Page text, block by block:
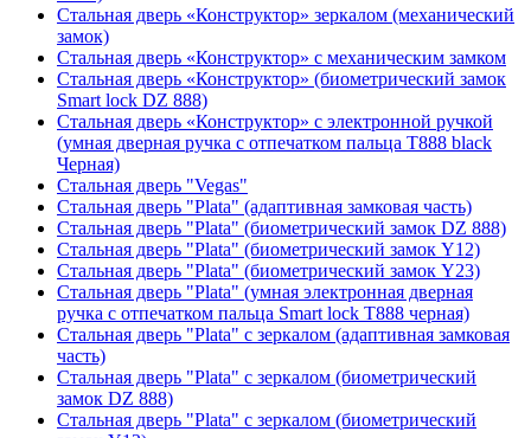
Стальная дверь «Конструктор» зеркалом (механический
замок)
Стальная дверь «Конструктор» с механическим замком
Стальная дверь «Конструктор» (биометрический замок
Smart lock DZ 888)
Стальная дверь «Конструктор» с электронной ручкой
(умная дверная ручка с отпечатком пальца T888 black
Черная)
Стальная дверь "Vegas"
Стальная дверь "Plata" (адаптивная замковая часть)
Стальная дверь "Plata" (биометрический замок DZ 888)
Стальная дверь "Plata" (биометрический замок Y12)
Стальная дверь "Plata" (биометрический замок Y23)
Стальная дверь "Plata" (умная электронная дверная
ручка с отпечатком пальца Smart lock T888 черная)
Стальная дверь "Plata" с зеркалом (адаптивная замковая
часть)
Стальная дверь "Plata" с зеркалом (биометрический
замок DZ 888)
Стальная дверь "Plata" с зеркалом (биометрический